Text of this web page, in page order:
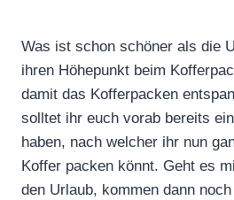
Was ist schon schöner als die
ihren Höhepunkt beim
damit das Kofferpacken
solltet ihr euch vorab bereits
haben, nach welcher ihr nun
Koffer packen könnt. Geht es
den Urlaub, kommen dann